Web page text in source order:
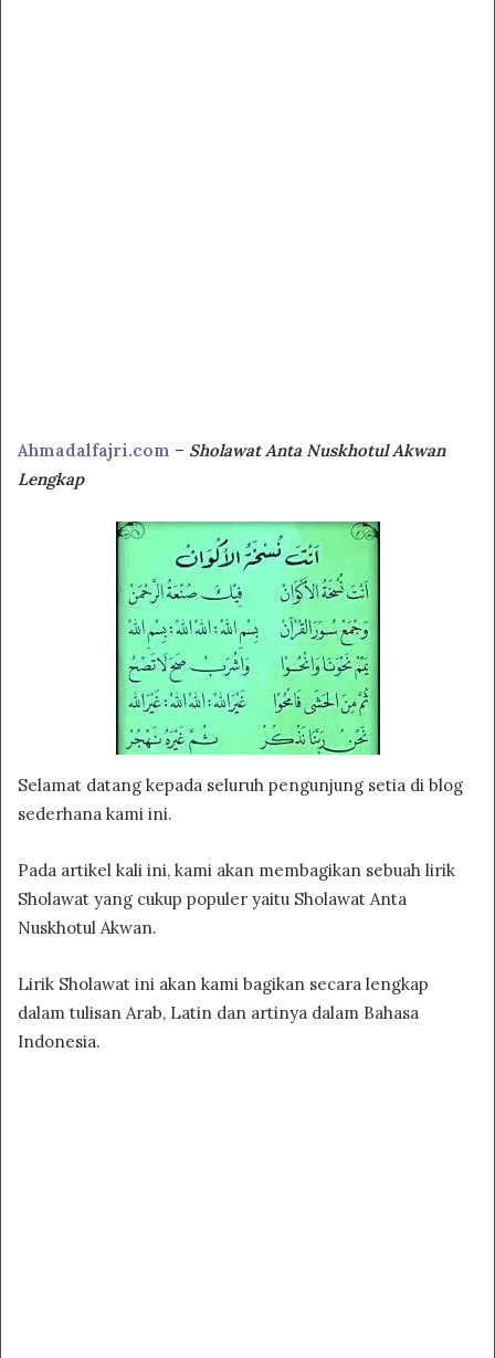
Ahmadalfajri.com – Sholawat Anta Nuskhotul Akwan
Lengkap
Selamat datang kepada seluruh pengunjung setia di blog
sederhana kami ini.
Pada artikel kali ini, kami akan membagikan sebuah lirik
Sholawat yang cukup populer yaitu Sholawat Anta
Nuskhotul Akwan.
Lirik Sholawat ini akan kami bagikan secara lengkap
dalam tulisan Arab, Latin dan artinya dalam Bahasa
Indonesia.